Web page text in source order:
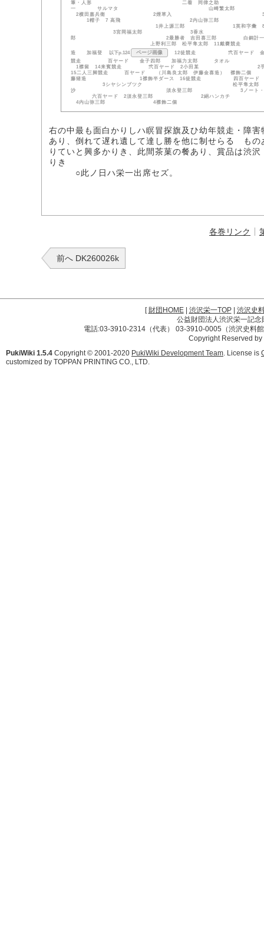
筆・人形 二着 同律之助 松平隼
一 サルマタ 山崎繁太
2横田嘉兵衛 2煙草入 3
1帽子 7 高飛 2内山弥三郎 2
1井上源三郎 1英和字彙
3宮岡福太郎 3香水 1渋沢篤
郎 2最勝者 吉田喜三郎 白銅計一個 休憩十五分
上野利三郎 松平隼太郎 11戴嚢競走
造 加福登
以下p.124 ページ画像
12徒競走 弐百ヤー
競走 百ヤード 金子四郎 加
1襟留 14来賓競走 弐百ヤード 2小田
15二人三脚競走 百ヤード （川島良太郎
藤猪造 1襟飾半ダース 16徒競走
3シヤシンブツク 松平隼太郎 1
沙 須永登三郎 3ノート・ペ
六百ヤード 2須永登三郎 2
4内山弥三郎 4襟飾二個
右の中最も面白かりしハ瞑冒探旗及ひ幼年競走・障
あり、倒れて遅れ遺して達し勝を他に制せらるゝも
りていと興多かりき、此間茶菓の餐あり、賞品は渋
りき
○此ノ日ハ栄一出席セズ。
各巻リンク
前へ DK260026k
[財団HOME| 渋沢栄一TOP| 渋沢史
公益財団法人渋沢栄一記
電話:03-3910-2314（代表） 03-3910-0005（渋沢史料
Copyright Reserved
PukiWiki 1.5.4 Copyright © 2001-2020 PukiWiki Development Team. License is
customized by TOPPAN PRINTING CO., LTD.